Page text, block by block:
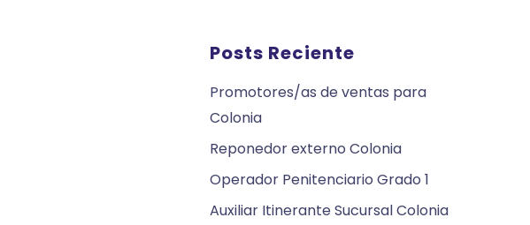
Posts Reciente
Promotores/as de ventas para
Colonia
Reponedor externo Colonia
Operador Penitenciario Grado 1
Auxiliar Itinerante Sucursal Colonia